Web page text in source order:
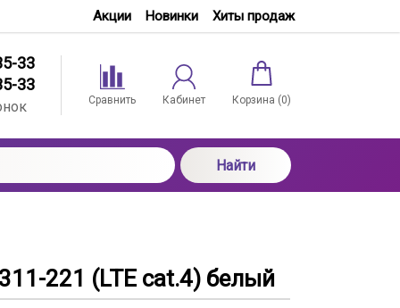
Акции Новинки Хиты продаж
33
33
Сравнить Кабинет Корзина (0)
Найти
221 (LTE cat.4) белый